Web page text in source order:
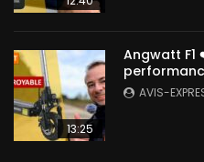
13:25
Angwatt
AVIS-